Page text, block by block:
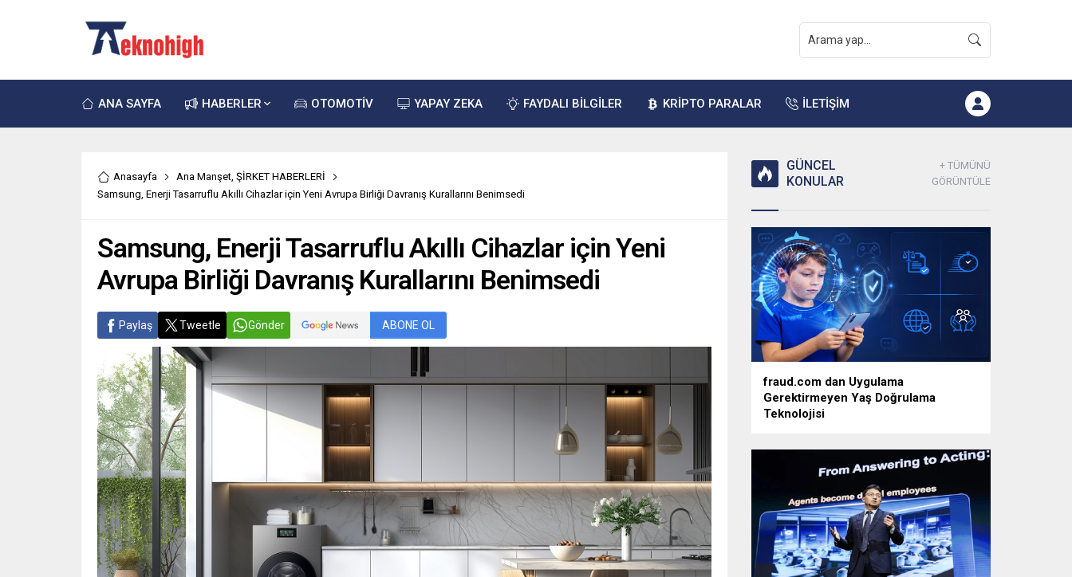
ANA SAYFA HABERLER OTOMOTİV YAPAY ZEKA FAYDALI BİLGİLER KRİPTO PARALAR İLETİŞİM
Anasayfa Ana Manşet, ŞİRKET HABERLERİ
Samsung, Enerji Tasarruflu Akıllı Cihazlar için Yeni Avrupa Birliği Davranış Kurallarını Benimsedi
Samsung, Enerji Tasarruflu Akıllı Cihazlar için Yeni
Avrupa Birliği Davranış Kurallarını Benimsedi
Paylaş Tweetle Gönder ABONE OL
GÜNCEL
KONULAR
+ TÜMÜNÜ
GÖRÜNTÜLE
fraud.com dan Uygulama
Gerektirmeyen Yaş Doğrulama
Teknolojisi